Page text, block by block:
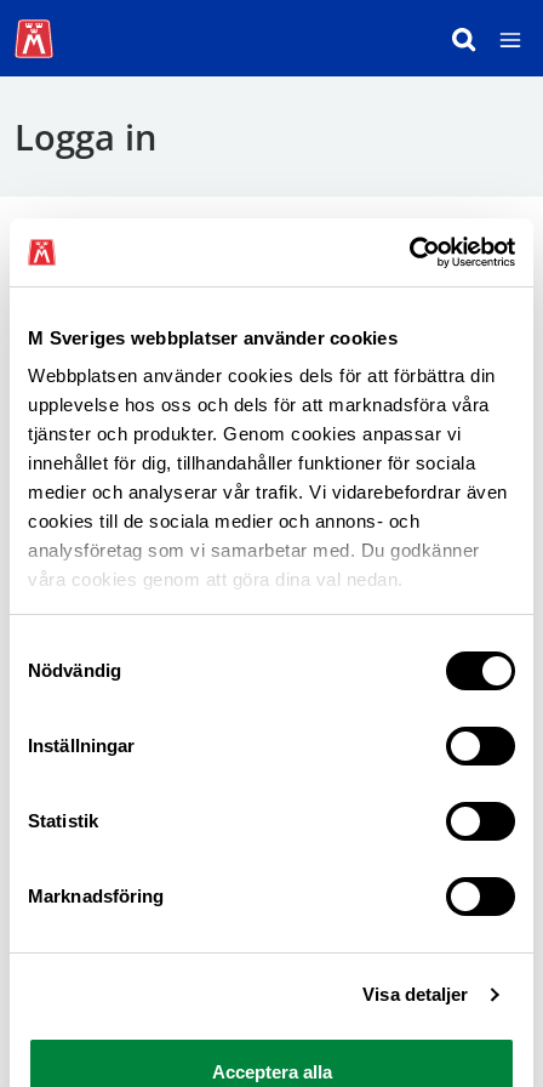
M Sveriges webbplatser använder cookies
Webbplatsen använder cookies dels för att förbättra din
upplevelse hos oss och dels för att marknadsföra våra
tjänster och produkter. Genom cookies anpassar vi
innehållet för dig, tillhandahåller funktioner för sociala
medier och analyserar vår trafik. Vi vidarebefordrar även
cookies till de sociala medier och annons- och
analysföretag som vi samarbetar med. Du godkänner
våra cookies genom att göra dina val nedan.
Nödvändig
Inställningar
Statistik
Marknadsföring
Visa detaljer
Acceptera alla
Logga in
För att logga in behöver du använda mobilt
BankID.
Logga in som medlem
M Sverige är Sveriges största konsumentorganisation
för bilister och andra trafikanter
Ansvarig utgivare: Heléne Lilja
Pressrum
Om oss